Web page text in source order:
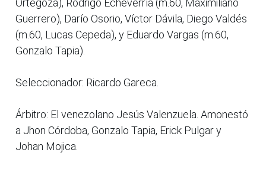
Guerrero), Darío Osorio, Víctor Dávila, Diego Valdés
(m.60, Lucas Cepeda), y Eduardo Vargas (m.60,
Gonzalo Tapia).
Seleccionador: Ricardo Gareca.
Árbitro: El venezolano Jesús Valenzuela. Amonestó
a Jhon Córdoba, Gonzalo Tapia, Erick Pulgar y
Johan Mojica.